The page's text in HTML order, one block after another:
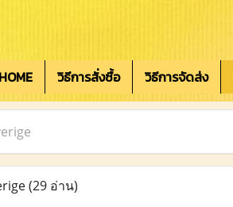
HOME วิธีการสั่งซื้อ วิธีการจัดส่ง
(29 อ่าน)